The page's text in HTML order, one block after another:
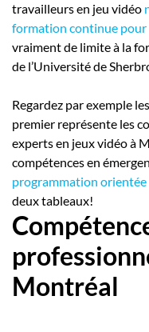
travailleurs en jeu vidéo
formation continue pour
vraiment de limite à la
de l’Université de
Regardez par exemple
premier représente les
experts en jeux vidéo à
compétences en
programmation orientée
deux tableaux!
Montréal